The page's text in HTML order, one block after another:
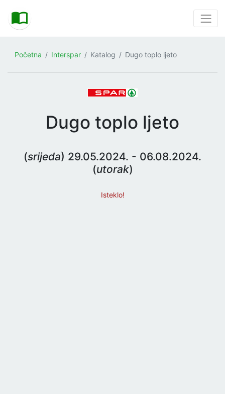
Početna Interspar Katalog Dugo toplo ljeto
Dugo toplo ljeto
(srijeda) 29.05.2024. - 06.08.2024.
(utorak)
Isteklo!